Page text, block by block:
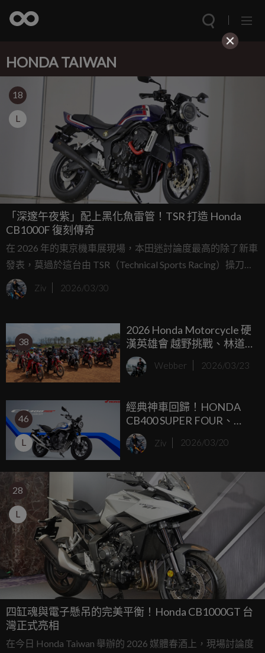
HONDA TAIWAN
18
L
「深邃午夜紫」配上黑化魚雷管！TSR 打造 Honda
CB1000F 復刻傳奇
在 2026 年的東京機車展現場，本田迷討論度最高的除了新車
發表，莫過於這台由 TSR（Technical Sports Racing）操刀的
Honda CB1000F 改裝作品，尤其是近期台灣本田才剛宣布
CB1000F 在台建議售價為 50.8 萬元，這讓不少準車主開始盤
Ziv 2026/03/30
38
2026 Honda Motorcycle 硬
漢英雄會 越野挑戰、林道
奔馳 打造最硬派ADV車主
盛會 完美落幕
Webber 2026/03/23
46
L
經典神車回歸！HONDA
CB400 SUPER FOUR、
CBR400R FOUR 四缸概念
車大阪車展亮相
Ziv 2026/03/20
28
L
四缸魂與電子懸吊的完美平衡！Honda CB1000GT 台
灣正式亮相
在今日 Honda Taiwan 舉辦的 2026 媒體春酒上，現場討論度